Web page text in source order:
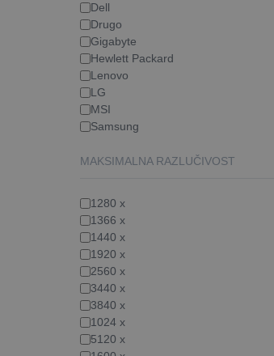
Dell
Drugo
Gigabyte
Hewlett Packard
Lenovo
LG
MSI
Samsung
MAKSIMALNA RAZLUČIVOST
1280 x
1366 x
1440 x
1920 x
2560 x
3440 x
3840 x
1024 x
5120 x